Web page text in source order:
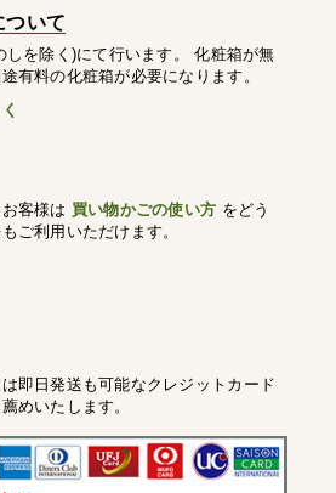
ついて
しを除く)にて行います。 化粧箱が無
有料の化粧箱が必要になります。
客様は 買い物かごの使い方 をどう
ご利用いただけます。
即日発送も可能なクレジットカード
めいたします。